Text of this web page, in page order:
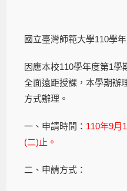
國立臺灣師範大學110學
因應本校110學年度第1學
全面遠距授課，本學期辦
方式辦理。
一、申請時間： 110年9月
(二)止。
二、申請方式：